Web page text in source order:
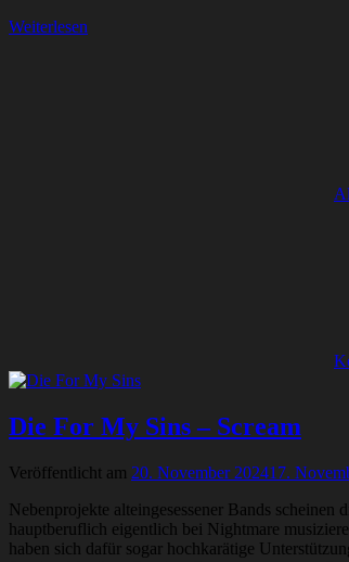
Weiterlesen
Die For My Sins – Scream
Veröffentlicht am 20. November 202417.
Nebenprojekte alteingesessener Bands
hauptberuflich eigentlich bei Nightmare
haben sich dafür sogar hochkarätige